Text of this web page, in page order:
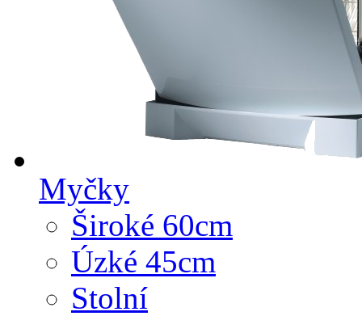
Myčky
Široké 60cm
Úzké 45cm
Stolní